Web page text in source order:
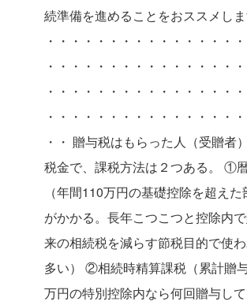
続準備を進めることをおススメしま
・・・・・・・・・・・・・・・
・・・・・・・・・・・・・・・
・・・・・・・・・・・・・・・
・・・・・・・・・・・・・・・
・・ 贈与税はもらった人（受贈者
税金で、課税方法は２つある。
①
（年間110万円の基礎控除を超え
がかかる。長年こつこつと控除内
来の相続税を減らす節税目的で使
多い）
②相続時精算課税（累計贈
万円の特別控除内なら何回贈与し